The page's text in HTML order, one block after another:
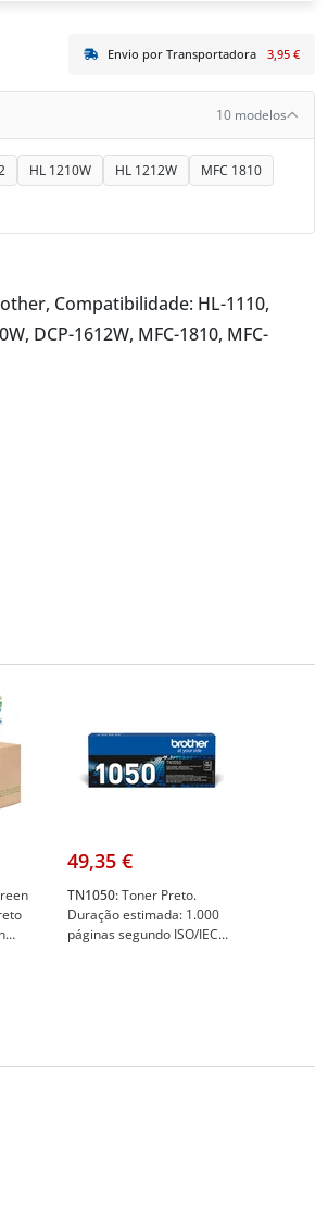
Envio por Transportadora 3,95 €
10 modelos
HL 1210W HL 1212W
MFC 1810
Compatibilidade: HL-1110,
DCP-1612W, MFC-1810, MFC-
49,35 €
TN1050:Toner Preto.
Duração estimada: 1.000
páginas segundo ISO/IEC